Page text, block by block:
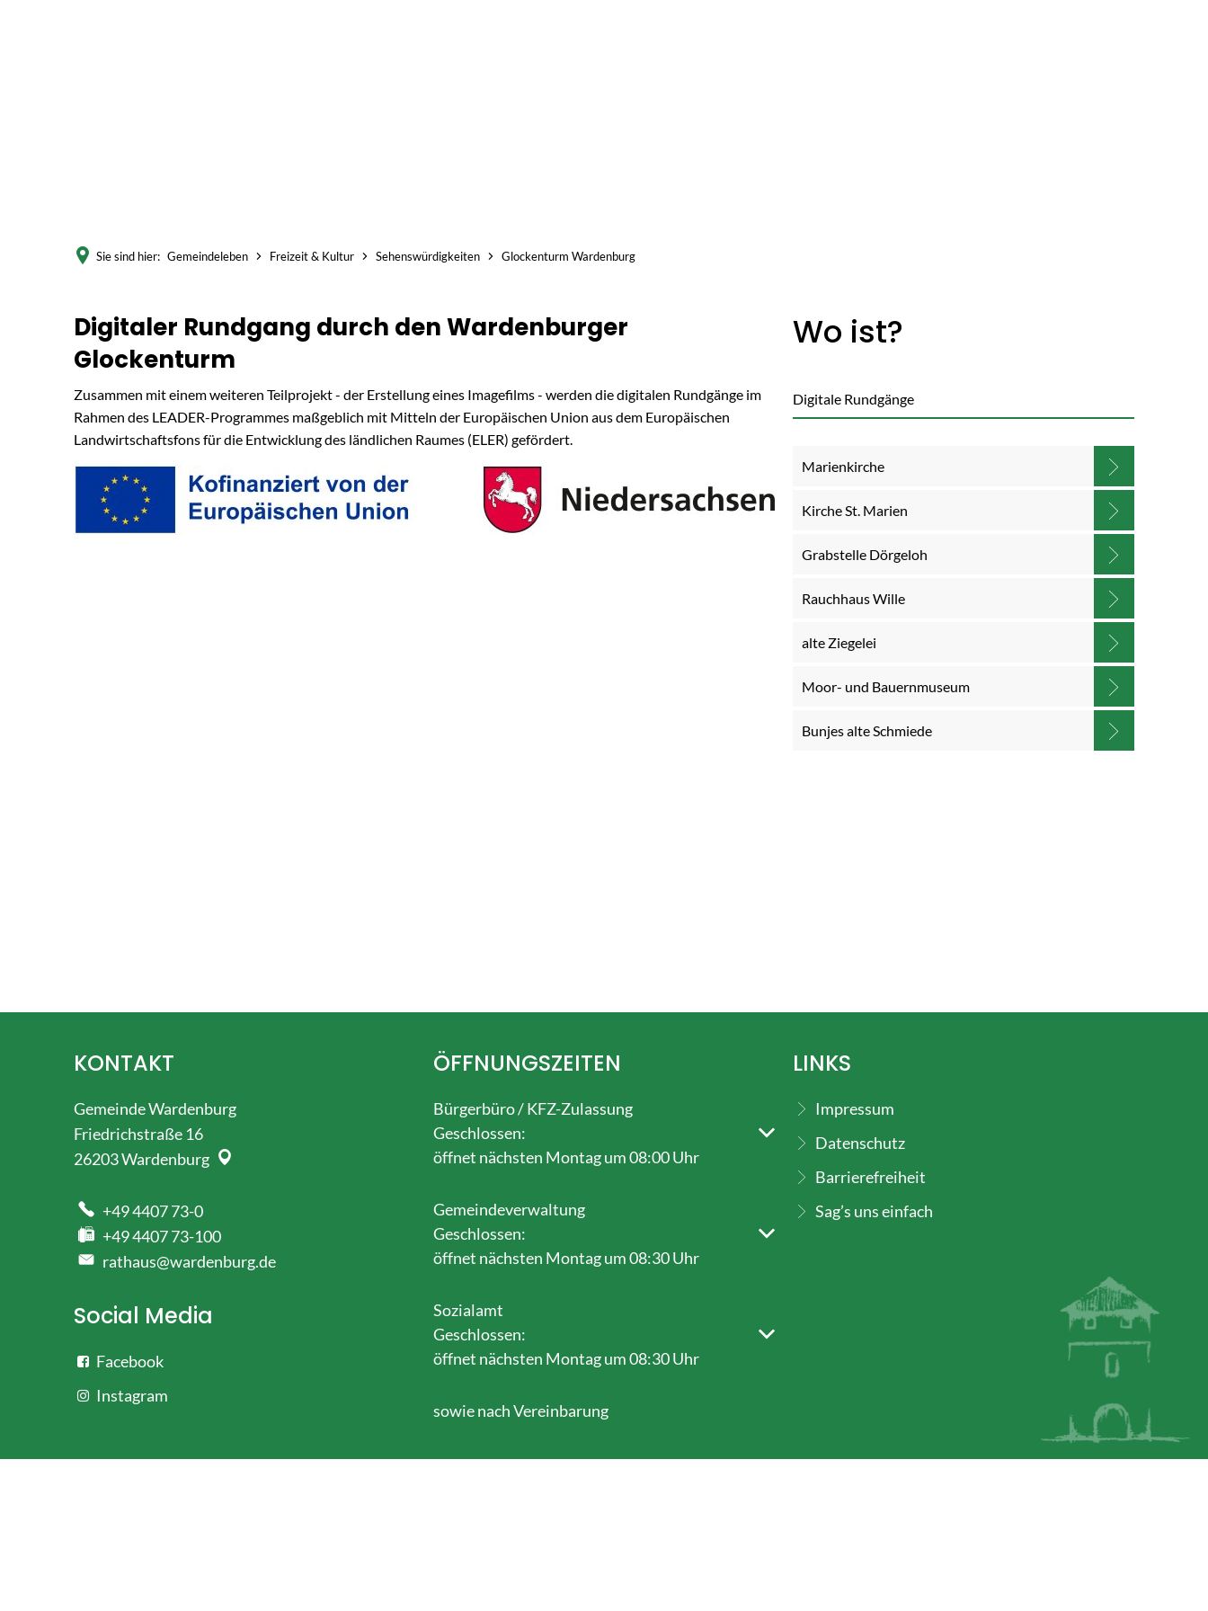
Sie sind hier: Gemeindeleben Freizeit & Kultur Sehenswürdigkeiten Glockenturm Wardenburg
Glockenturm
Wardenburg
Digitaler Rundgang durch den Wardenburger
Glockenturm
Zusammen mit einem weiteren Teilprojekt - der Erstellung eines Imagefilms - werden die digitalen Rundgänge im
Rahmen des LEADER-Programmes maßgeblich mit Mitteln der Europäischen Union aus dem Europäischen
Landwirtschaftsfons für die Entwicklung des ländlichen Raumes (ELER) gefördert.
Wo ist?
Digitale Rundgänge
Marienkirche
Kirche St. Marien
Grabstelle Dörgeloh
Rauchhaus Wille
alte Ziegelei
Moor- und Bauernmuseum
Bunjes alte Schmiede
KONTAKT
Gemeinde Wardenburg
Friedrichstraße 16
26203Wardenburg
+49 4407 73-0
+49 4407 73-100
rathaus@wardenburg.de
Social Media
Facebook
Instagram
ÖFFNUNGSZEITEN
Bürgerbüro / KFZ-Zulassung
Klicken, um weitere Öffnungs- oder Schließzeiten auszublenden
Geschlossen:
öffnet nächsten Montag um 08:00 Uhr
Gemeindeverwaltung
Klicken, um weitere Öffnungs- oder Schließzeiten auszublenden
Geschlossen:
öffnet nächsten Montag um 08:30 Uhr
Sozialamt
Klicken, um weitere Öffnungs- oder Schließzeiten auszublenden
Geschlossen:
öffnet nächsten Montag um 08:30 Uhr
sowie nach Vereinbarung
LINKS
Impressum
Datenschutz
Barrierefreiheit
Sag’s uns einfach